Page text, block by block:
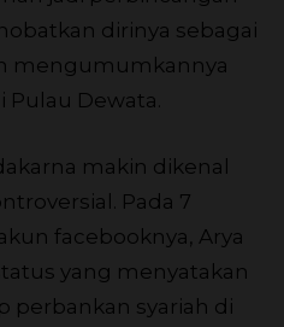
dirinya sebagai
mengumumkannya
Dewata.
makin dikenal
Pada 7
facebooknya, Arya
yang menyatakan
perbankan syariah di